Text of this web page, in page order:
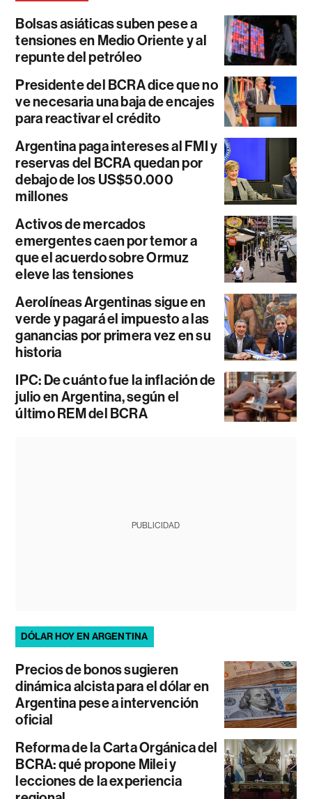
Bolsas asiáticas suben pese a
tensiones en Medio Oriente y al
repunte del petróleo
Presidente del BCRA dice que no
ve necesaria una baja de encajes
para reactivar el crédito
Argentina paga intereses al FMI y
reservas del BCRA quedan por
debajo de los US$50.000
millones
Activos de mercados
emergentes caen por temor a
que el acuerdo sobre Ormuz
eleve las tensiones
Aerolíneas Argentinas sigue en
verde y pagará el impuesto a las
ganancias por primera vez en su
historia
IPC: De cuánto fue la inflación de
julio en Argentina, según el
último REM del BCRA
PUBLICIDAD
DÓLAR HOY EN ARGENTINA
Precios de bonos sugieren
dinámica alcista para el dólar en
Argentina pese a intervención
oficial
Reforma de la Carta Orgánica del
BCRA: qué propone Milei y
lecciones de la experiencia